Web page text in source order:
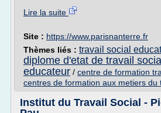
Lire la suite
Site : https://www.parisnanterre.fr
Thèmes liés : travail social
diplome d'etat de travail social
educateur / centre de formation
centres de formation aux metiers du
Institut du Travail Social -